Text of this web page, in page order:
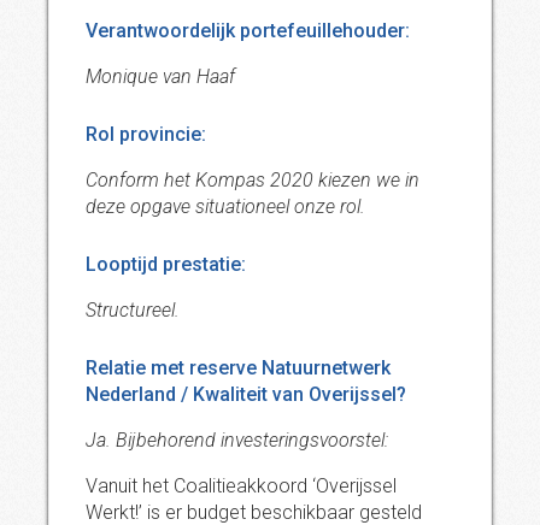
Verantwoordelijk portefeuillehouder:
Monique van Haaf
Rol provincie:
Conform het Kompas 2020 kiezen we in
deze opgave situationeel onze rol.
Looptijd prestatie:
Structureel.
Relatie met reserve Natuurnetwerk
Nederland / Kwaliteit van Overijssel?
Ja. Bijbehorend investeringsvoorstel:
Vanuit het Coalitieakkoord ‘Overijssel
Werkt!’ is er budget beschikbaar gesteld